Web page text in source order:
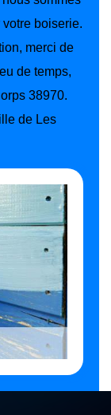
boiserie.
merci de
de temps,
38970.
de Les